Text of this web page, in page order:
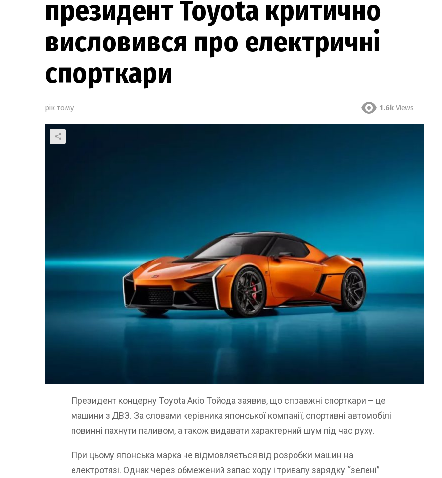
президент Toyota критично
висловився про електричні
спорткари
рік тому 1.6k Views
Президент концерну Toyota Акіо Тойода заявив, що справжні спорткари – це
машини з ДВЗ. За словами керівника японської компанії, спортивні автомобілі
повинні пахнути паливом, а також видавати характерний шум під час руху.
При цьому японська марка не відмовляється від розробки машин на
електротязі. Однак через обмежений запас ходу і тривалу зарядку “зелені”